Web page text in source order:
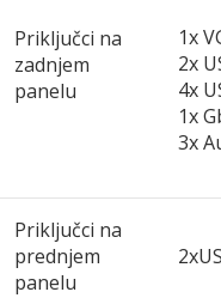
Priključci na
zadnjem
panelu
1x
2x
4x
1x
3x
Priključci na
prednjem
panelu